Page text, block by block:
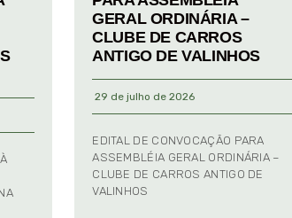
GERAL ORDINÁRIA –
CLUBE DE CARROS
ANTIGO DE VALINHOS
29 de julho de 2026
EDITAL DE CONVOCAÇÃO PARA
ASSEMBLÉIA GERAL ORDINÁRIA –
CLUBE DE CARROS ANTIGO DE
VALINHOS